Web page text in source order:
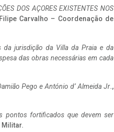
DOS AÇORES EXISTENTES NOS
Carvalho – Coordenação de
jurisdição da Villa da Praia e da
das obras necessárias em cada
Pego e António d’ Almeida Jr.,
pontos fortificados que devem ser